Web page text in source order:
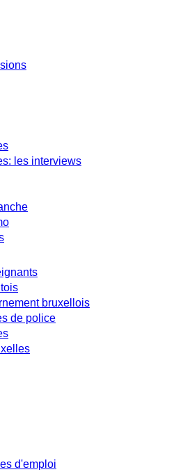
les interviews
bruxellois
de police
d'emploi